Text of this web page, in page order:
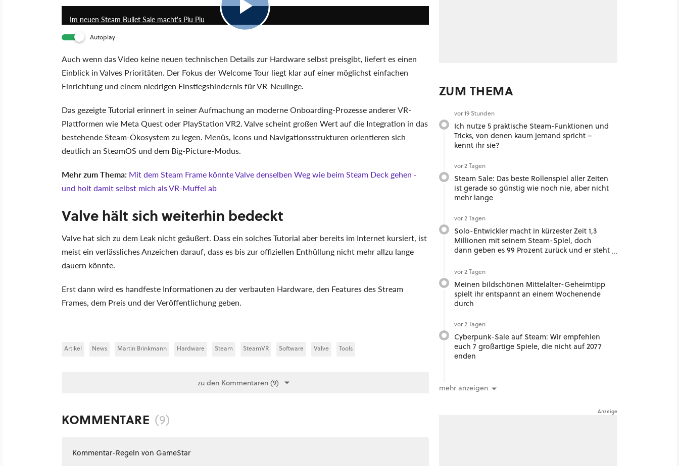
Im neuen Steam Bullet Sale macht's Piu Piu
Autoplay
Auch wenn das Video keine neuen technischen Details zur Hardware selbst preisgibt, liefert es einen
Einblick in Valves Prioritäten. Der Fokus der Welcome Tour liegt klar auf einer möglichst einfachen
Einrichtung und einem niedrigen Einstiegshindernis für VR-Neulinge.
Das gezeigte Tutorial erinnert in seiner Aufmachung an moderne Onboarding-Prozesse anderer VR-
Plattformen wie Meta Quest oder PlayStation VR2. Valve scheint großen Wert auf die Integration in das
bestehende Steam-Ökosystem zu legen. Menüs, Icons und Navigationsstrukturen orientieren sich
deutlich an SteamOS und dem Big-Picture-Modus.
Mehr zum Thema: Mit dem Steam Frame könnte Valve denselben Weg wie beim Steam Deck gehen -
und holt damit selbst mich als VR-Muffel ab
Valve hält sich weiterhin bedeckt
Valve hat sich zu dem Leak nicht geäußert. Dass ein solches Tutorial aber bereits im Internet kursiert, ist
meist ein verlässliches Anzeichen darauf, dass es bis zur offiziellen Enthüllung nicht mehr allzu lange
dauern könnte.
Erst dann wird es handfeste Informationen zu der verbauten Hardware, den Features des Stream
Frames, dem Preis und der Veröffentlichung geben.
Artikel News Martin Brinkmann Hardware Steam SteamVR Software Valve Tools
zu den Kommentaren (9)
KOMMENTARE (9)
Kommentar-Regeln von GameStar
ZUM THEMA
vor 19 Stunden
Ich nutze 5 praktische Steam-Funktionen und
Tricks, von denen kaum jemand spricht –
kennt ihr sie?
vor 2 Tagen
Steam Sale: Das beste Rollenspiel aller Zeiten
ist gerade so günstig wie noch nie, aber nicht
mehr lange
vor 2 Tagen
Solo-Entwickler macht in kürzester Zeit 1,3
Millionen mit seinem Steam-Spiel, doch
dann geben es 99 Prozent zurück und er steht
vor 2 Tagen
Meinen bildschönen Mittelalter-Geheimtipp
spielt ihr entspannt an einem Wochenende
durch
vor 2 Tagen
Cyberpunk-Sale auf Steam: Wir empfehlen
euch 7 großartige Spiele, die nicht auf 2077
enden
mehr anzeigen